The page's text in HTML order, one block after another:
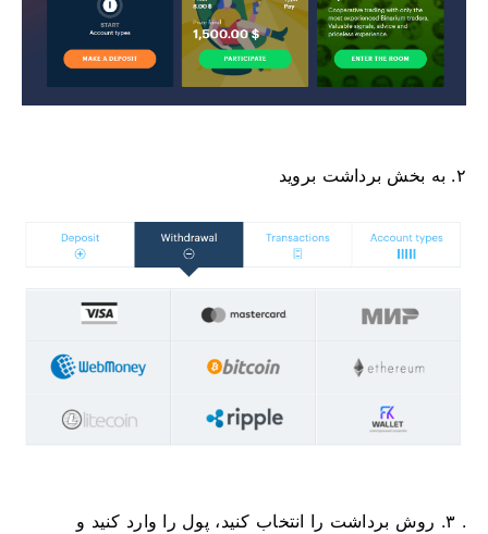
۲. به بخش برداشت بروید
. ۳. روش برداشت را انتخاب کنید، پول را وارد کنید و